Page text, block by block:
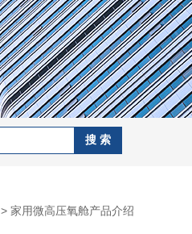
> 家用微高压氧舱产品介绍